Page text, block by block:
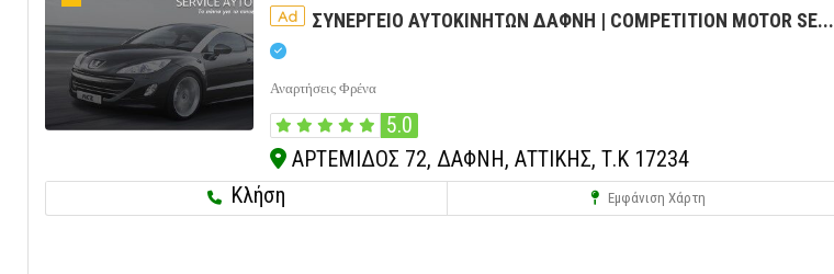
Ad ΣΥΝΕΡΓΕΙΟ ΑΥΤΟΚΙΝΗΤΩΝ ΔΑΦΝΗ | COMPETITION MOTOR SE...
Αναρτήσεις Φρένα
5.0
ΑΡΤΕΜΙΔΟΣ 72, ΔΑΦΝΗ, ΑΤΤΙΚΗΣ, Τ.Κ 17234
Κλήση
Εμφάνιση Χάρτη